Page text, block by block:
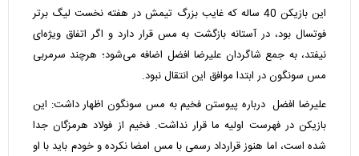
این بازیکن 40 ساله که غایب بزرگ تیمش در هفته نخست لیگ برتر
فوتسال بود، در آستانه بازگشت به مس قرار دارد و اگر اتفاق ویژه‌ای
نیفتد، به جمع شاگردان علیرضا افضل اضافه می‌شود؛ هرچند سرمربی
مس سونگون در ابتدا موافق این انتقال نبود.
علیرضا افضل درباره پیوستن فخیم به مس سونگون اظهار داشت: این
بازیکن در فهرست اولیه ما قرار نداشت. فخیم از فولاد هرمزگان جدا
شده است، اما هنوز قرارداد رسمی با مس امضا نکرده و خودم باید با او